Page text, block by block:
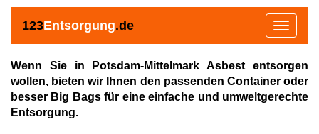
123Entsorgung.de
Toggle
Wenn Sie in Potsdam-Mittelmark Asbest entsorgen
wollen, bieten wir Ihnen den passenden Container oder
besser Big Bags für eine einfache und umweltgerechte
Entsorgung.